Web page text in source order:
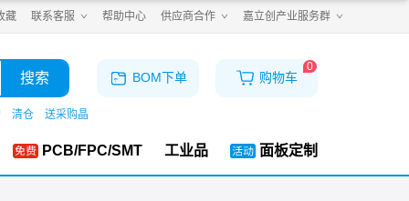
藏 联系客服 帮助中心 供应商合作 嘉立创产业服务群
搜索
清仓 送采购晶
BOM下单 购物车
0
PCB/FPC/SMT 工业品 面板定制